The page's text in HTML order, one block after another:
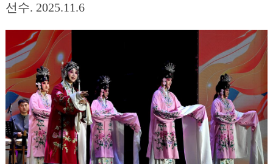
선수. 2025.11.6